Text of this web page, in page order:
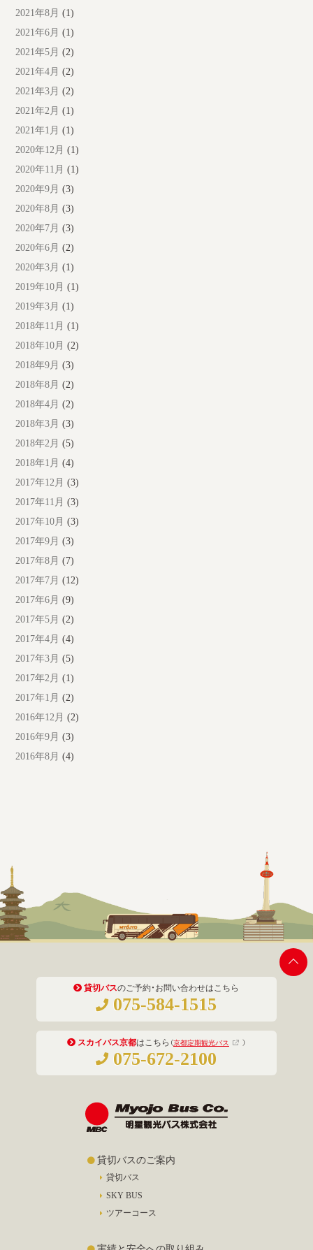
2021年8月 (1)
2021年6月 (1)
2021年5月 (2)
2021年4月 (2)
2021年3月 (2)
2021年2月 (1)
2021年1月 (1)
2020年12月 (1)
2020年11月 (1)
2020年9月 (3)
2020年8月 (3)
2020年7月 (3)
2020年6月 (2)
2020年3月 (1)
2019年10月 (1)
2019年3月 (1)
2018年11月 (1)
2018年10月 (2)
2018年9月 (3)
2018年8月 (2)
2018年4月 (2)
2018年3月 (3)
2018年2月 (5)
2018年1月 (4)
2017年12月 (3)
2017年11月 (3)
2017年10月 (3)
2017年9月 (3)
2017年8月 (7)
2017年7月 (12)
2017年6月 (9)
2017年5月 (2)
2017年4月 (4)
2017年3月 (5)
2017年2月 (1)
2017年1月 (2)
2016年12月 (2)
2016年9月 (3)
2016年8月 (4)
貸切バスのご予約・お問い合わせはこちら
075-584-1515
スカイバス京都はこちら （京都定期観光バス ）
075-672-2100
貸切バスのご案内
貸切バス
SKY BUS
ツアーコース